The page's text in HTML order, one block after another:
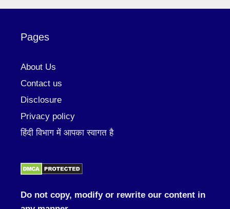
Pages
About Us
Contact us
Disclosure
Privacy policy
हिंदी विभाग में आपका स्वागत है
Do not copy, modify or rewrite our content in